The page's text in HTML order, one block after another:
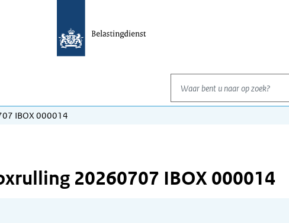
Waar bent u naar op zoek?
IBOX 000014
20260707 IBOX 000014